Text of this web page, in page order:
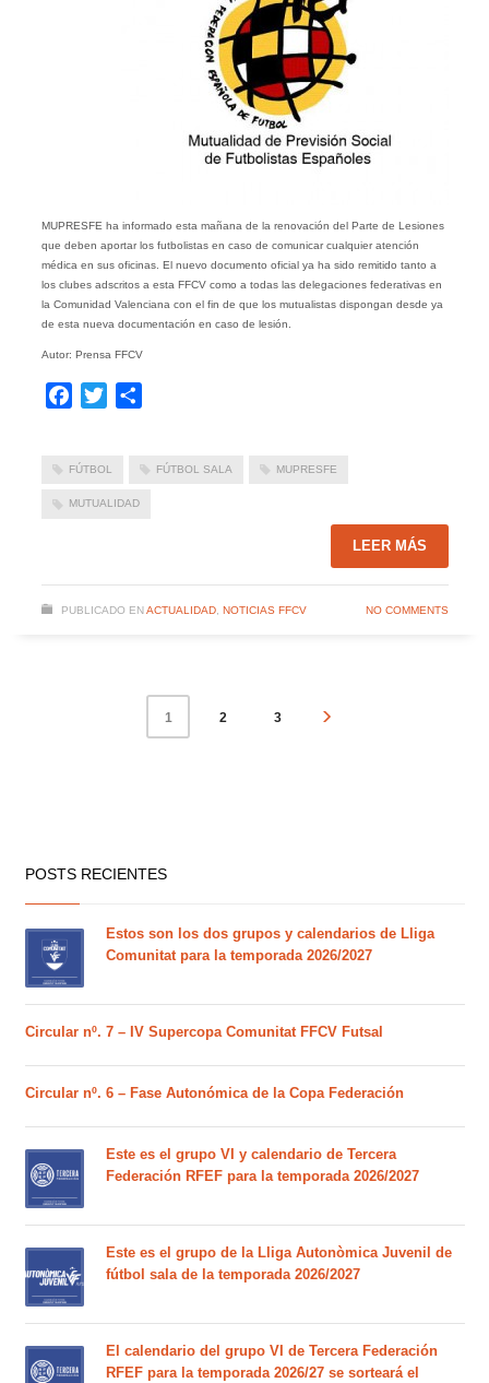
MUPRESFE ha informado esta mañana de la renovación del Parte de Lesiones
que deben aportar los futbolistas en caso de comunicar cualquier atención
médica en sus oficinas. El nuevo documento oficial ya ha sido remitido tanto a
los clubes adscritos a esta FFCV como a todas las delegaciones federativas en
la Comunidad Valenciana con el fin de que los mutualistas dispongan desde ya
de esta nueva documentación en caso de lesión.
Autor: Prensa FFCV
Facebook
Twitter
FÚTBOL FÚTBOL SALA MUPRESFE
MUTUALIDAD
LEER MÁS
PUBLICADO EN ACTUALIDAD, NOTICIAS FFCV NO COMMENTS
1 2 3
POSTS RECIENTES
Estos son los dos grupos y calendarios de Lliga
Comunitat para la temporada 2026/2027
Circular nº. 7 – IV Supercopa Comunitat FFCV Futsal
Circular nº. 6 – Fase Autonómica de la Copa Federación
Este es el grupo VI y calendario de Tercera
Federación RFEF para la temporada 2026/2027
Este es el grupo de la Lliga Autonòmica Juvenil de
fútbol sala de la temporada 2026/2027
El calendario del grupo VI de Tercera Federación
RFEF para la temporada 2026/27 se sorteará el